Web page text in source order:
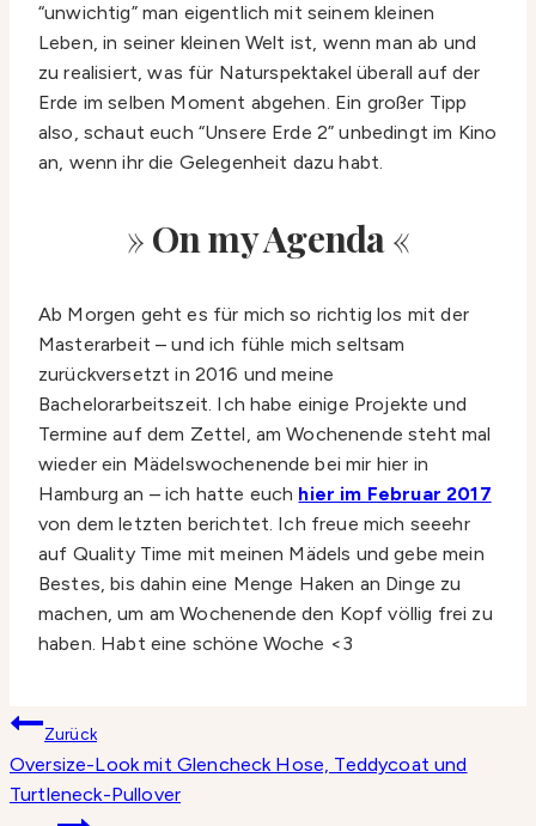
“unwichtig” man eigentlich mit seinem kleinen
Leben, in seiner kleinen Welt ist, wenn man ab und
zu realisiert, was für Naturspektakel überall auf der
Erde im selben Moment abgehen. Ein großer Tipp
also, schaut euch “Unsere Erde 2” unbedingt im Kino
an, wenn ihr die Gelegenheit dazu habt.
» On my Agenda«
Ab Morgen geht es für mich so richtig los mit der
Masterarbeit – und ich fühle mich seltsam
zurückversetzt in 2016 und meine
Bachelorarbeitszeit. Ich habe einige Projekte und
Termine auf dem Zettel, am Wochenende steht mal
wieder ein Mädelswochenende bei mir hier in
Hamburg an – ich hatte euch hier im Februar 2017
von dem letzten berichtet. Ich freue mich seeehr
auf Quality Time mit meinen Mädels und gebe mein
Bestes, bis dahin eine Menge Haken an Dinge zu
machen, um am Wochenende den Kopf völlig frei zu
haben. Habt eine schöne Woche <3
Beitragsnavigation
Zurück
Oversize-Look mit Glencheck Hose, Teddycoat und
Turtleneck-Pullover